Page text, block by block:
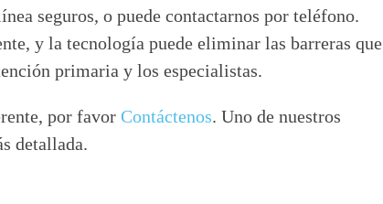
seguros, o puede contactarnos por teléfono.
y la tecnología puede eliminar las barreras que
primaria y los especialistas.
por favorContáctenos. Uno de nuestros
detallada.